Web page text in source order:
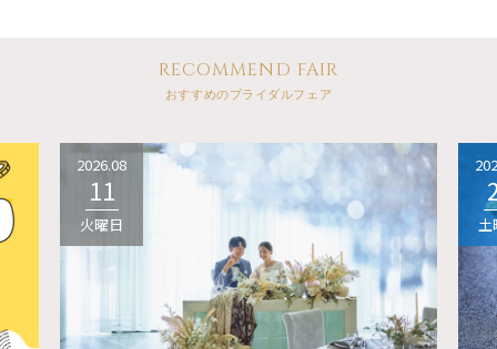
RECOMMEND FAIR
おすすめのブライダルフェア
2026.08
11
火曜日 土